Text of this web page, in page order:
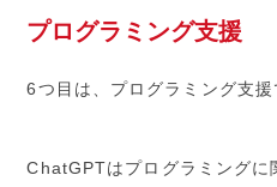
プログラミング支援
6つ目は、プログラミング支援
ChatGPTはプログラミングに